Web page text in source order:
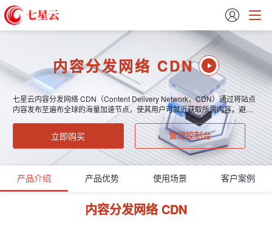

内容分发网络 CDN
七星云内容分发网络 CDN（Content Delivery Network，CDN）通过将站点
内容发布至遍布全球的海量加速节点，使其用户可就近获取所需内容，避免
因网络拥堵、跨运营商、跨地域、跨境等因素带来的网络不稳定、访问延迟
高等问题，有效提升下载速度、降低响应时间，提供流畅的用户体验。
立即购买 管理控制台
产品介绍 产品优势 使用场景 客户案例
内容分发网络 CDN